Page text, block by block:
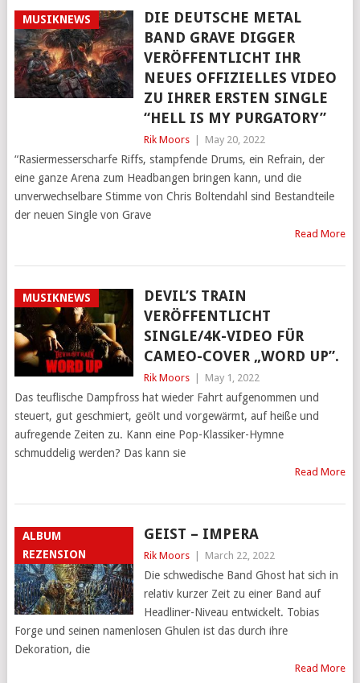
MUSIKNEWS
DIE DEUTSCHE METAL
BAND GRAVE DIGGER
VERÖFFENTLICHT IHR
NEUES OFFIZIELLES VIDEO
ZU IHRER ERSTEN SINGLE
“HELL IS MY PURGATORY”
Rik Moors May 20, 2022
“Rasiermesserscharfe Riffs, stampfende Drums, ein Refrain, der
eine ganze Arena zum Headbangen bringen kann, und die
unverwechselbare Stimme von Chris Boltendahl sind Bestandteile
der neuen Single von Grave
Read More
MUSIKNEWS
DEVIL’S TRAIN
VERÖFFENTLICHT
SINGLE/4K-VIDEO FÜR
CAMEO-COVER „WORD UP”.
Rik Moors May 1, 2022
Das teuflische Dampfross hat wieder Fahrt aufgenommen und
steuert, gut geschmiert, geölt und vorgewärmt, auf heiße und
aufregende Zeiten zu. Kann eine Pop-Klassiker-Hymne
schmuddelig werden? Das kann sie
Read More
ALBUM
REZENSION
GEIST – IMPERA
Rik Moors March 22, 2022
Die schwedische Band Ghost hat sich in
relativ kurzer Zeit zu einer Band auf
Headliner-Niveau entwickelt. Tobias
Forge und seinen namenlosen Ghulen ist das durch ihre
Dekoration, die
Read More